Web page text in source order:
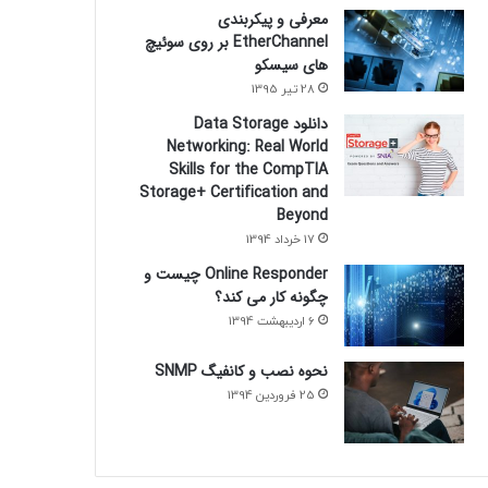
معرفی و پیکربندی
EtherChannel بر روی سوئیچ
های سیسکو
28 تیر 1395
دانلود Data Storage
Networking: Real World
Skills for the CompTIA
Storage+ Certification and
Beyond
17 خرداد 1394
Online Responder چیست و
چگونه کار می کند؟
6 اردیبهشت 1394
نحوه نصب و کانفیگ SNMP
25 فروردین 1394